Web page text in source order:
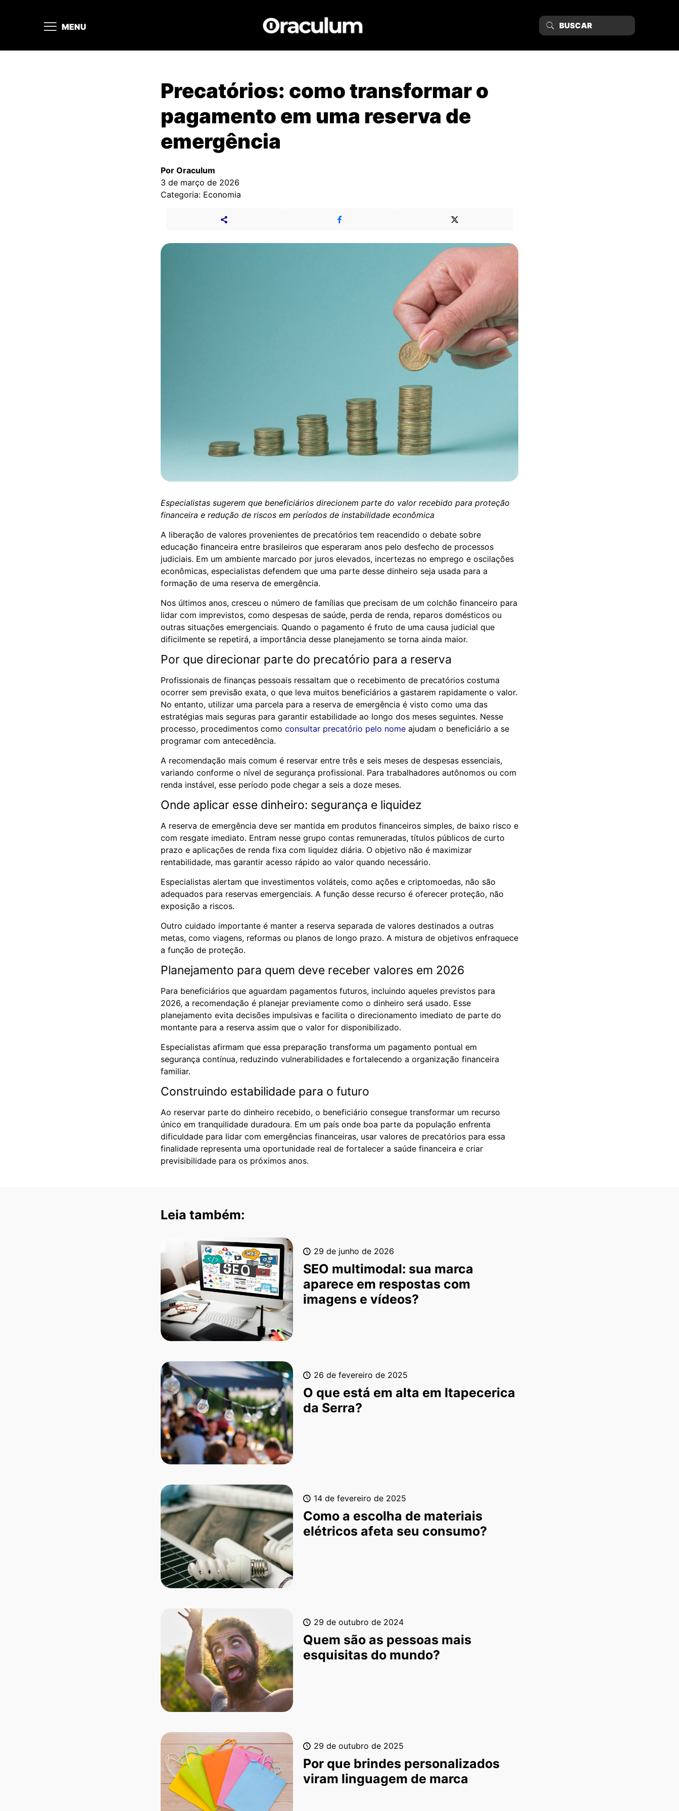
MENU
Precatórios: como transformar o
pagamento em uma reserva de
emergência
Por Oraculum
3 de março de 2026
Categoria: Economia
Especialistas sugerem que beneficiários direcionem parte do valor recebido para proteção
financeira e redução de riscos em períodos de instabilidade econômica
A liberação de valores provenientes de precatórios tem reacendido o debate sobre
educação financeira entre brasileiros que esperaram anos pelo desfecho de processos
judiciais. Em um ambiente marcado por juros elevados, incertezas no emprego e oscilações
econômicas, especialistas defendem que uma parte desse dinheiro seja usada para a
formação de uma reserva de emergência.
Nos últimos anos, cresceu o número de famílias que precisam de um colchão financeiro para
lidar com imprevistos, como despesas de saúde, perda de renda, reparos domésticos ou
outras situações emergenciais. Quando o pagamento é fruto de uma causa judicial que
dificilmente se repetirá, a importância desse planejamento se torna ainda maior.
Por que direcionar parte do precatório para a reserva
Profissionais de finanças pessoais ressaltam que o recebimento de precatórios costuma
ocorrer sem previsão exata, o que leva muitos beneficiários a gastarem rapidamente o valor.
No entanto, utilizar uma parcela para a reserva de emergência é visto como uma das
estratégias mais seguras para garantir estabilidade ao longo dos meses seguintes. Nesse
processo, procedimentos como consultar precatório pelo nome ajudam o beneficiário a se
programar com antecedência.
A recomendação mais comum é reservar entre três e seis meses de despesas essenciais,
variando conforme o nível de segurança profissional. Para trabalhadores autônomos ou com
renda instável, esse período pode chegar a seis a doze meses.
Onde aplicar esse dinheiro: segurança e liquidez
A reserva de emergência deve ser mantida em produtos financeiros simples, de baixo risco e
com resgate imediato. Entram nesse grupo contas remuneradas, títulos públicos de curto
prazo e aplicações de renda fixa com liquidez diária. O objetivo não é maximizar
rentabilidade, mas garantir acesso rápido ao valor quando necessário.
Especialistas alertam que investimentos voláteis, como ações e criptomoedas, não são
adequados para reservas emergenciais. A função desse recurso é oferecer proteção, não
exposição a riscos.
Outro cuidado importante é manter a reserva separada de valores destinados a outras
metas, como viagens, reformas ou planos de longo prazo. A mistura de objetivos enfraquece
a função de proteção.
Planejamento para quem deve receber valores em 2026
Para beneficiários que aguardam pagamentos futuros, incluindo aqueles previstos para
2026, a recomendação é planejar previamente como o dinheiro será usado. Esse
planejamento evita decisões impulsivas e facilita o direcionamento imediato de parte do
montante para a reserva assim que o valor for disponibilizado.
Especialistas afirmam que essa preparação transforma um pagamento pontual em
segurança contínua, reduzindo vulnerabilidades e fortalecendo a organização financeira
familiar.
Construindo estabilidade para o futuro
Ao reservar parte do dinheiro recebido, o beneficiário consegue transformar um recurso
único em tranquilidade duradoura. Em um país onde boa parte da população enfrenta
dificuldade para lidar com emergências financeiras, usar valores de precatórios para essa
finalidade representa uma oportunidade real de fortalecer a saúde financeira e criar
previsibilidade para os próximos anos.
Leia também:
29 de junho de 2026
SEO multimodal: sua marca
aparece em respostas com
imagens e vídeos?
26 de fevereiro de 2025
O que está em alta em Itapecerica
da Serra?
14 de fevereiro de 2025
Como a escolha de materiais
elétricos afeta seu consumo?
29 de outubro de 2024
Quem são as pessoas mais
esquisitas do mundo?
29 de outubro de 2025
Por que brindes personalizados
viram linguagem de marca